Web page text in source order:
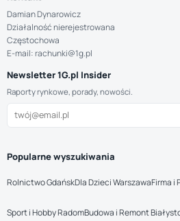
Damian Dynarowicz
Działalność nierejestrowana
Częstochowa
E-mail: rachunki@1g.pl
Newsletter 1G.pl Insider
Raporty rynkowe, porady, nowości.
Popularne wyszukiwania
Rolnictwo GdańskDla Dzieci WarszawaFirma i
Sport i Hobby RadomBudowa i Remont